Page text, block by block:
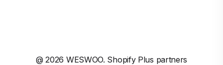
@2026 WESWOO. Shopify Plus partners